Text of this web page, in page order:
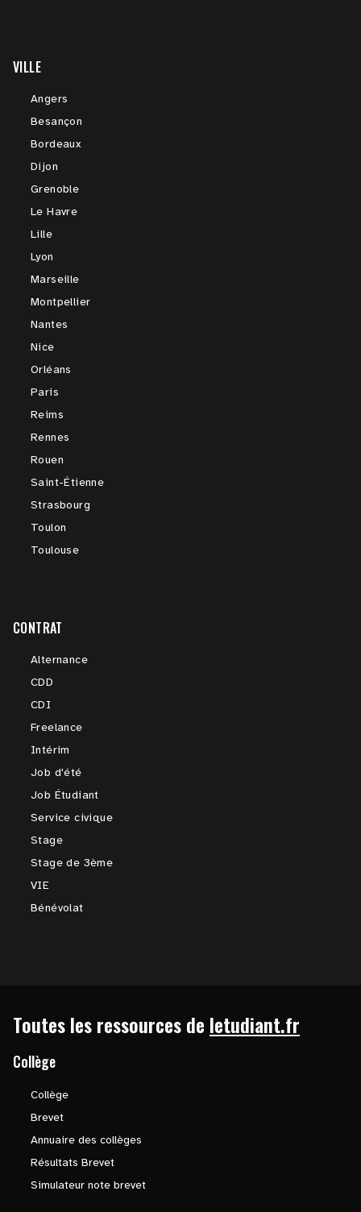
VILLE
Angers
Besançon
Bordeaux
Dijon
Grenoble
Le Havre
Lille
Lyon
Marseille
Montpellier
Nantes
Nice
Orléans
Paris
Reims
Rennes
Rouen
Saint-Étienne
Strasbourg
Toulon
Toulouse
CONTRAT
Alternance
CDD
CDI
Freelance
Intérim
Job d'été
Job Étudiant
Service civique
Stage
Stage de 3ème
VIE
Bénévolat
Toutes les ressources de letudiant.fr
Collège
Collège
Brevet
Annuaire des collèges
Résultats Brevet
Simulateur note brevet